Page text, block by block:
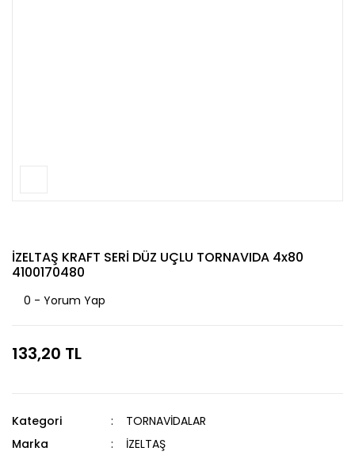
İZELTAŞ KRAFT SERİ DÜZ UÇLU TORNAVIDA 4x80
4100170480
0 - Yorum Yap
133,20 TL
Kategori
TORNAVİDALAR
Marka
İZELTAŞ